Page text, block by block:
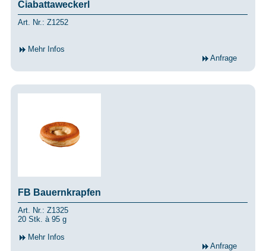
Ciabattaweckerl
Art. Nr.: Z1252
Mehr Infos
Anfrage
FB Bauernkrapfen
Art. Nr.: Z1325
20 Stk. à 95 g
Mehr Infos
Anfrage